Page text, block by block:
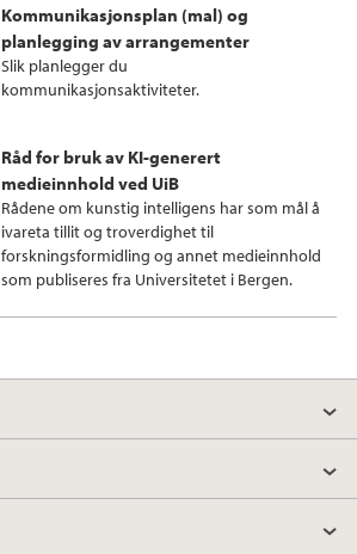
Kommunikasjonsplan (mal) og
planlegging av arrangementer
Slik planlegger du
kommunikasjonsaktiviteter.
Råd for bruk av KI-generert
medieinnhold ved UiB
Rådene om kunstig intelligens har som mål å
ivareta tillit og troverdighet til
forskningsformidling og annet medieinnhold
som publiseres fra Universitetet i Bergen.